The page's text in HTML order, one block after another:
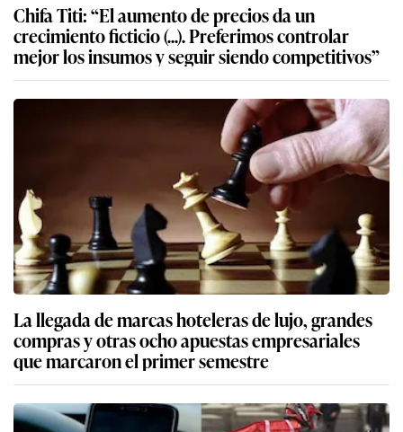
Chifa Titi: “El aumento de precios da un
crecimiento ficticio (...). Preferimos controlar
mejor los insumos y seguir siendo competitivos”
La llegada de marcas hoteleras de lujo, grandes
compras y otras ocho apuestas empresariales
que marcaron el primer semestre